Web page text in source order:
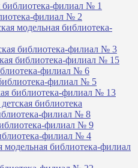
библиотека-филиал № 1
филиал № 2
модельная библиотека-
библиотека-филиал № 3
библиотека-филиал № 15
филиал № 6
филиал № 5
библиотека-филиал № 13
библиотека
филиал № 8
филиал № 9
филиал № 4
модельная библиотека-филиал